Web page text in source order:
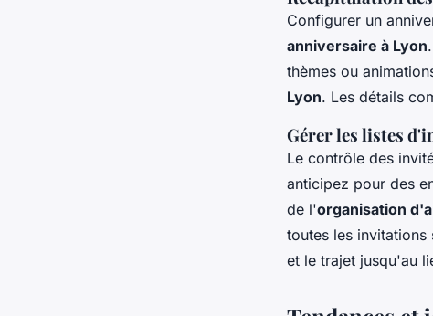
Configurer un
anniversaire à Lyon
thèmes ou
Lyon. Les détails
Gérer les listes
Le contrôle des
anticipez pour des
de l'organisation
toutes les
et le trajet jusqu'au